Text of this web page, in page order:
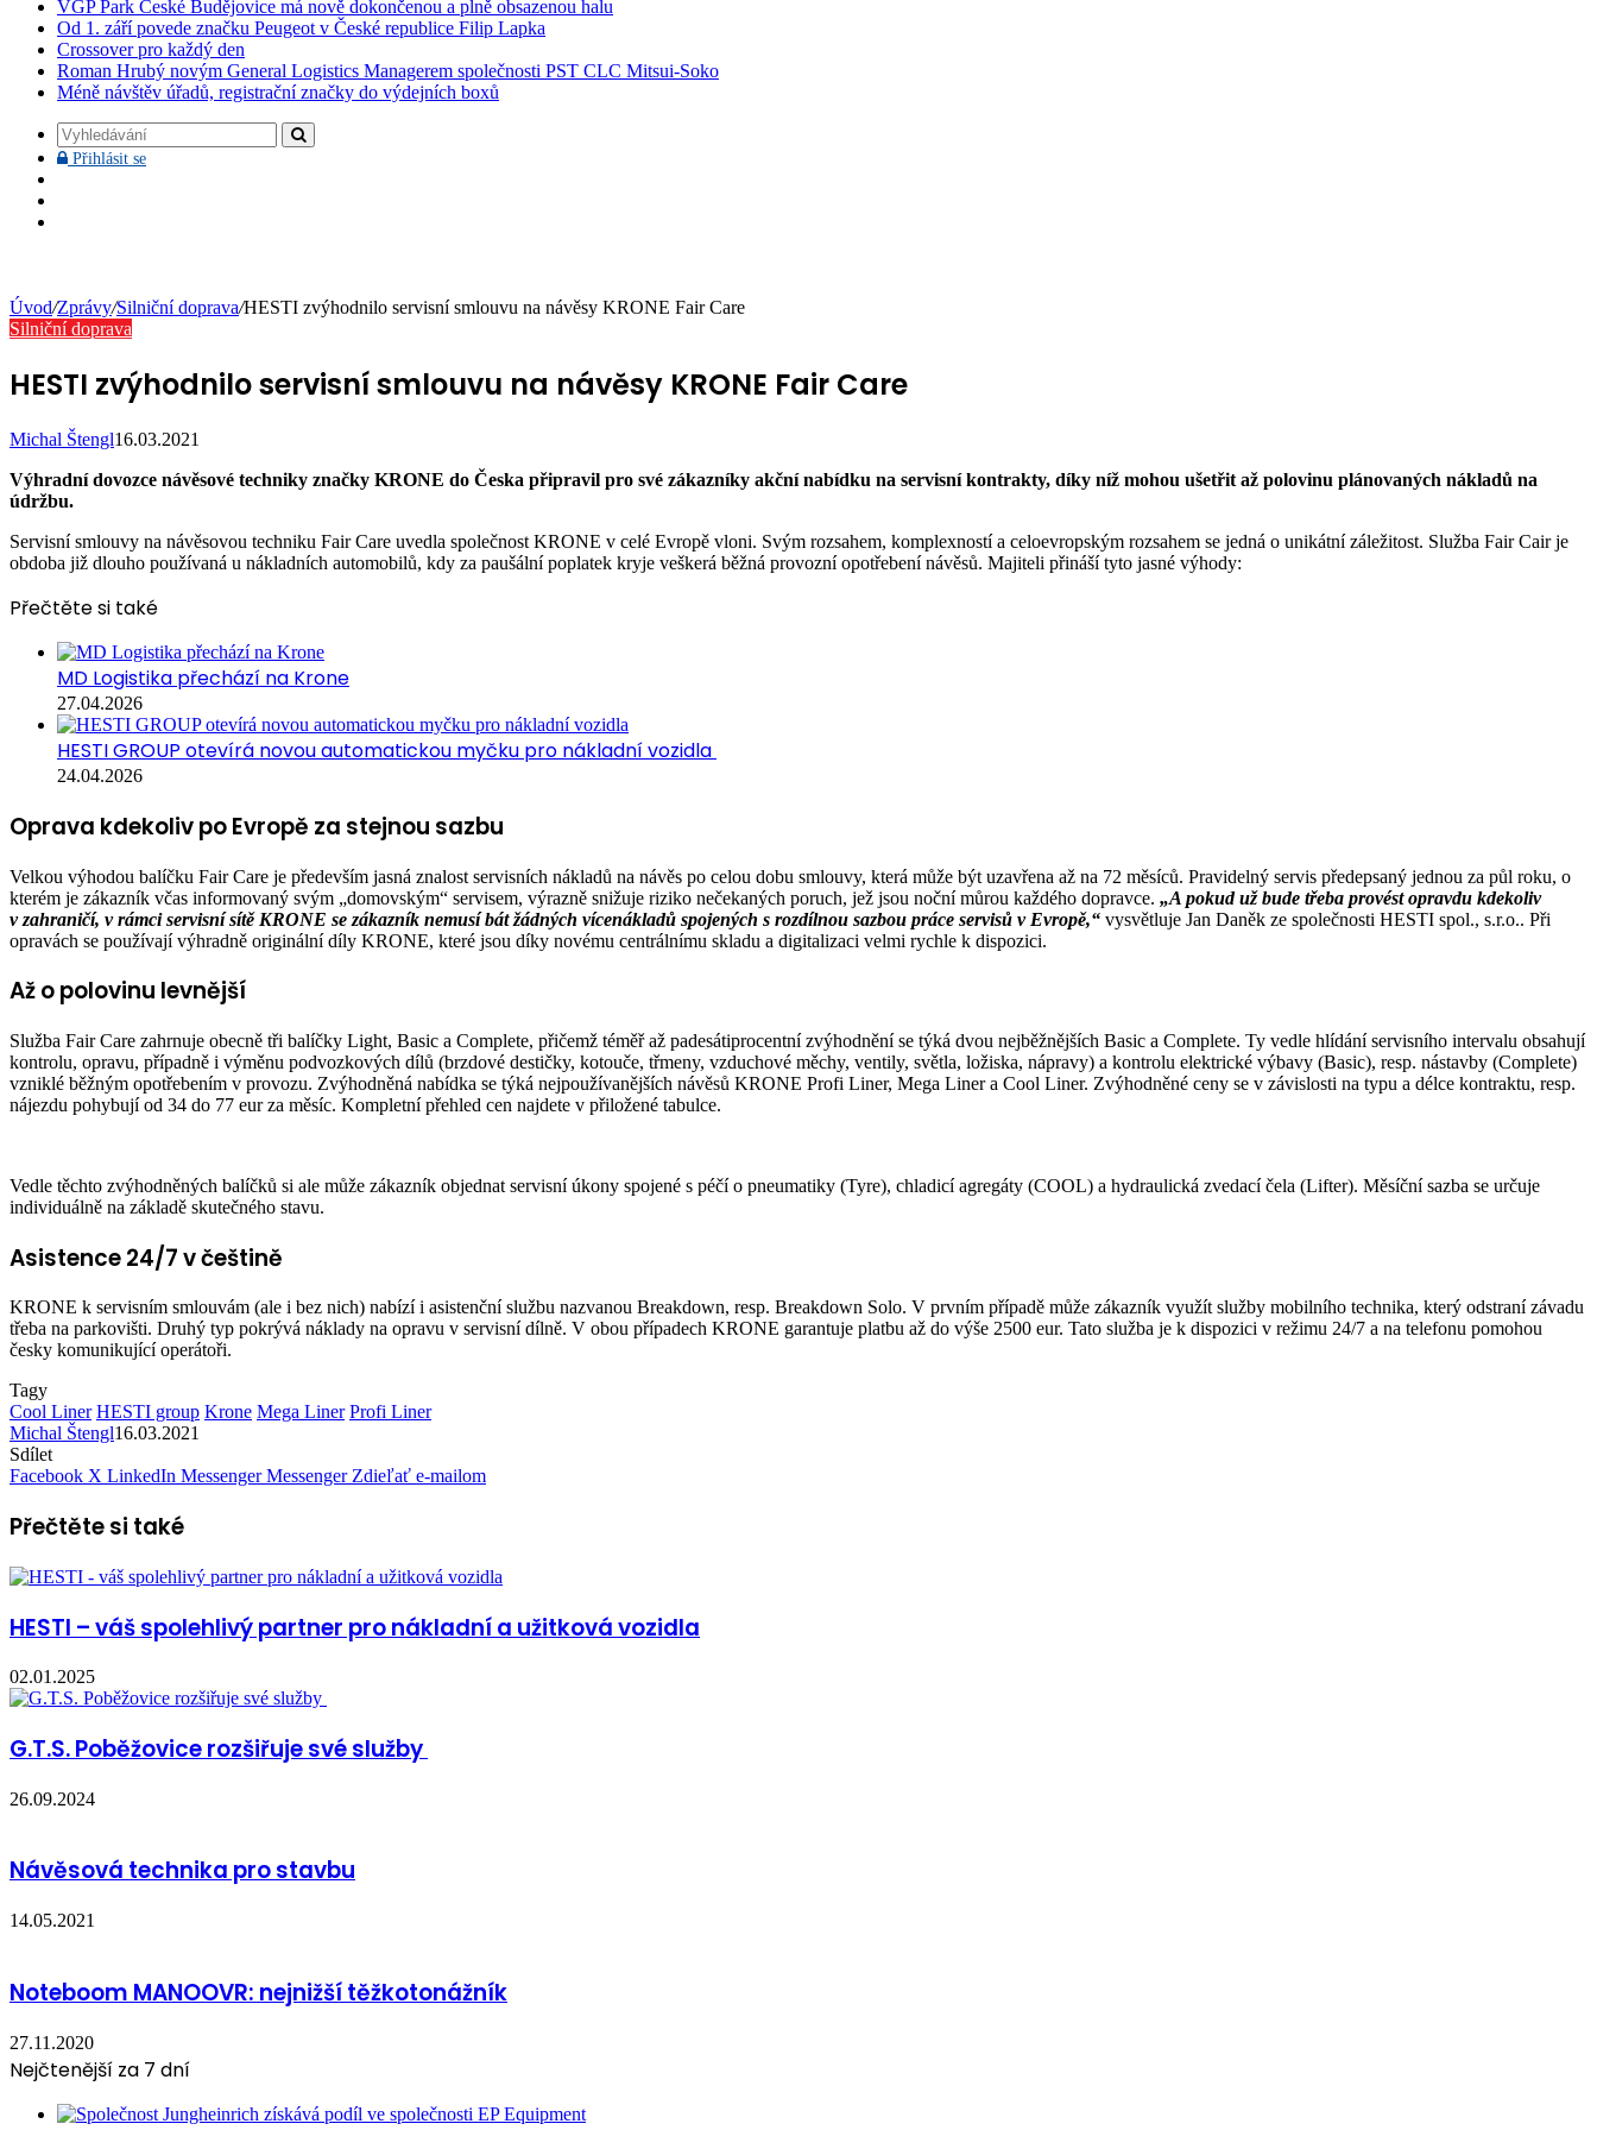
VGP Park České Budějovice má nově dokončenou a plně obsazenou halu
Od 1. září povede značku Peugeot v České republice Filip Lapka
Crossover pro každý den
Roman Hrubý novým General Logistics Managerem společnosti PST CLC Mitsui-Soko
Méně návštěv úřadů, registrační značky do výdejních boxů
Vyhledávání
Přihlásit sePřihlásit
Úvod/Zprávy/Silniční doprava/HESTI zvýhodnilo servisní smlouvu na návěsy KRONE Fair Care
Silniční doprava
HESTI zvýhodnilo servisní smlouvu na návěsy KRONE Fair Care
Michal Štengl16.03.2021
Výhradní dovozce návěsové techniky značky KRONE do Česka připravil pro své zákazníky akční nabídku na servisní kontrakty, díky níž mohou ušetřit až polovinu plánovaných nákladů na
údržbu.
Servisní smlouvy na návěsovou techniku Fair Care uvedla společnost KRONE v celé Evropě vloni. Svým rozsahem, komplexností a celoevropským rozsahem se jedná o unikátní záležitost. Služba Fair Cair je
obdoba již dlouho používaná u nákladních automobilů, kdy za paušální poplatek kryje veškerá běžná provozní opotřebení návěsů. Majiteli přináší tyto jasné výhody:
Přečtěte si také
MD Logistika přechází na Krone
27.04.2026
HESTI GROUP otevírá novou automatickou myčku pro nákladní vozidla
24.04.2026
Oprava kdekoliv po Evropě za stejnou sazbu
Velkou výhodou balíčku Fair Care je především jasná znalost servisních nákladů na návěs po celou dobu smlouvy, která může být uzavřena až na 72 měsíců. Pravidelný servis předepsaný jednou za půl roku, o
kterém je zákazník včas informovaný svým „domovským“ servisem, výrazně snižuje riziko nečekaných poruch, jež jsou noční můrou každého dopravce. „A pokud už bude třeba provést opravdu kdekoliv
v zahraničí, v rámci servisní sítě KRONE se zákazník nemusí bát žádných vícenákladů spojených s rozdílnou sazbou práce servisů v Evropě,“ vysvětluje Jan Daněk ze společnosti HESTI spol., s.r.o.. Při
opravách se používají výhradně originální díly KRONE, které jsou díky novému centrálnímu skladu a digitalizaci velmi rychle k dispozici.
Až o polovinu levnější
Služba Fair Care zahrnuje obecně tři balíčky Light, Basic a Complete, přičemž téměř až padesátiprocentní zvýhodnění se týká dvou nejběžnějších Basic a Complete. Ty vedle hlídání servisního intervalu obsahují
kontrolu, opravu, případně i výměnu podvozkových dílů (brzdové destičky, kotouče, třmeny, vzduchové měchy, ventily, světla, ložiska, nápravy) a kontrolu elektrické výbavy (Basic), resp. nástavby (Complete)
vzniklé běžným opotřebením v provozu. Zvýhodněná nabídka se týká nejpoužívanějších návěsů KRONE Profi Liner, Mega Liner a Cool Liner. Zvýhodněné ceny se v závislosti na typu a délce kontraktu, resp.
nájezdu pohybují od 34 do 77 eur za měsíc. Kompletní přehled cen najdete v přiložené tabulce.
Vedle těchto zvýhodněných balíčků si ale může zákazník objednat servisní úkony spojené s péčí o pneumatiky (Tyre), chladicí agregáty (COOL) a hydraulická zvedací čela (Lifter). Měsíční sazba se určuje
individuálně na základě skutečného stavu.
Asistence 24/7 v češtině
KRONE k servisním smlouvám (ale i bez nich) nabízí i asistenční službu nazvanou Breakdown, resp. Breakdown Solo. V prvním případě může zákazník využít služby mobilního technika, který odstraní závadu
třeba na parkovišti. Druhý typ pokrývá náklady na opravu v servisní dílně. V obou případech KRONE garantuje platbu až do výše 2500 eur. Tato služba je k dispozici v režimu 24/7 a na telefonu pomohou
česky komunikující operátoři.
Tagy
Cool Liner HESTI group Krone Mega Liner Profi Liner
Michal Štengl16.03.2021
Sdílet
Facebook X LinkedIn Messenger Messenger Zdieľať e-mailom
Přečtěte si také
HESTI – váš spolehlivý partner pro nákladní a užitková vozidla
02.01.2025
G.T.S. Poběžovice rozšiřuje své služby
26.09.2024
Návěsová technika pro stavbu
14.05.2021
Noteboom MANOOVR: nejnižší těžkotonážník
27.11.2020
Nejčtenější za 7 dní